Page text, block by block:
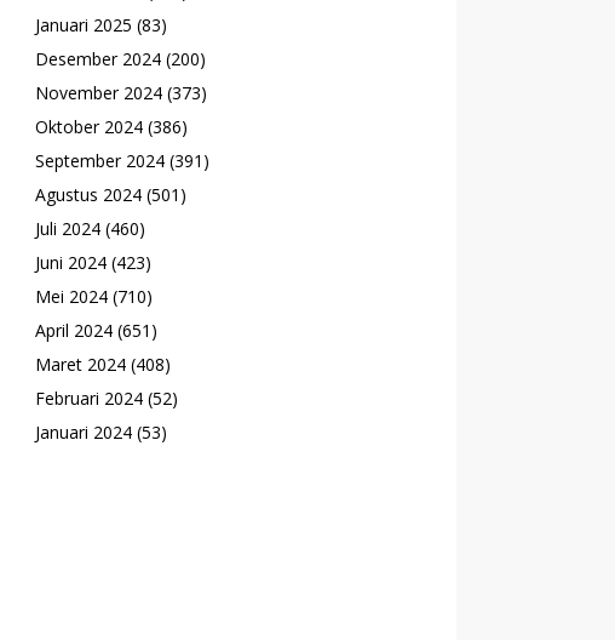
Januari 2025 (83)
Desember 2024 (200)
November 2024 (373)
Oktober 2024 (386)
September 2024 (391)
Agustus 2024 (501)
Juli 2024 (460)
Juni 2024 (423)
Mei 2024 (710)
April 2024 (651)
Maret 2024 (408)
Februari 2024 (52)
Januari 2024 (53)